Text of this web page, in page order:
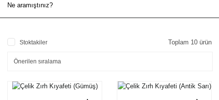
Stoktakiler Toplam 10 ürün